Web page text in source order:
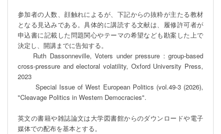
参加者の人数、顔触れによるが、下記からの抜粋が主たる教材
となる見込みである。具体的に講読する文献は、履修許可者が
申込書に記載した問題関心やテーマの希望なども勘案した上で
決定し、開講までに告知する。
Ruth Dassonneville, Voters under pressure : group-based
cross-pressure and electoral volatility, Oxford University Press,
2023
"Cleavage Politics in Western Democracies".
英文の書籍や雑誌論文は大学図書館からのダウンロードや電子
媒体での配布を基本とする。